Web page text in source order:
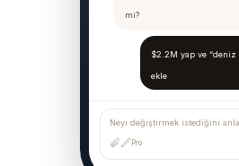
mi?
$2.2M yap ve “deniz
ekle
Neyi değiştirmek istediğini
Pro